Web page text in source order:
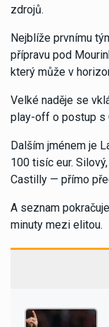
zdrojů.
Nejblíže prvnímu
přípravu pod
který může v
Velké naděje se
play-off o postup s
Dalším jménem je
100 tisíc eur.
Castilly — přímo
A seznam
minuty mezi elitou.